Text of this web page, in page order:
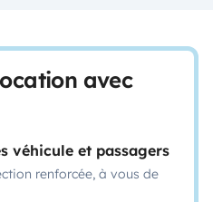
avec
véhicule et passagers
renforcée, à vous de